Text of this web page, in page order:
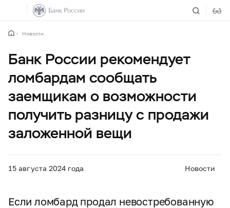
Новости
Банк России рекомендует
ломбардам сообщать
заемщикам о возможности
получить разницу с продажи
заложенной вещи
15 августа 2024 года Новости
Если ломбард продал невостребованную